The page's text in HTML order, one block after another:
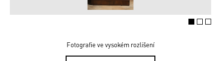
Fotografie ve vysokém rozlišení